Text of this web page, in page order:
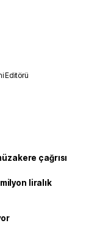
Editörü
çağrısı
liralık